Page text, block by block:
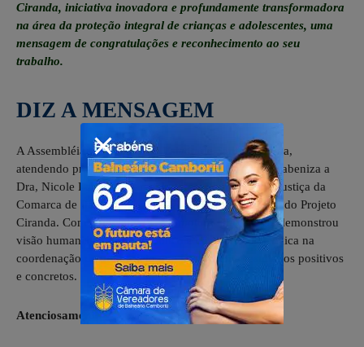
Ciranda, iniciativa inovadora e profundamente transformadora
na área da proteção integral de crianças e adolescentes, uma
mensagem de congratulações e reconhecimento ao seu
trabalho.
DIZ A MENSAGEM
A Assembléia Legislativa do Estado de Santa Catarina,
atendendo proposição do deputado Julio Garcia, parabeniza a
Dra, Nicole Lange de Almeida Pires, Promotora de Justiça da
Comarca de Itá/SC, em reconhecimento à realização do Projeto
Ciranda. Com a iniciativa, a Promotora Dra. Nicole demonstrou
visão humanista, espírito público e competência técnica na
coordenação de um projeto que já apresenta resultados positivos
e concretos.
Atenciosamente